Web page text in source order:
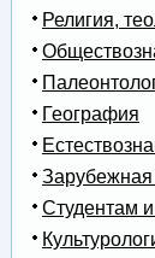
Религия,
География
Зарубежная
Студентам